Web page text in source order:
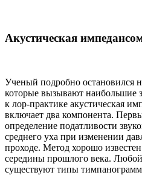
Акустическая
Ученый подробно остановился
которые вызывают наибольшие
к лор-практике акустическая
включает два компонента.
определение податливости
среднего уха при изменении
проходе. Метод хорошо
середины прошлого века. Любой
существуют типы